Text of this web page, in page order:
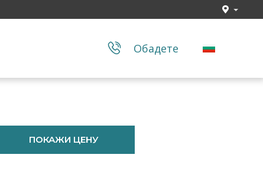
Обадете
ПОКАЖИ ЦЕНУ